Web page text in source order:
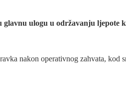
ulogu u održavanju ljepote
nakon operativnog zahvata, kod